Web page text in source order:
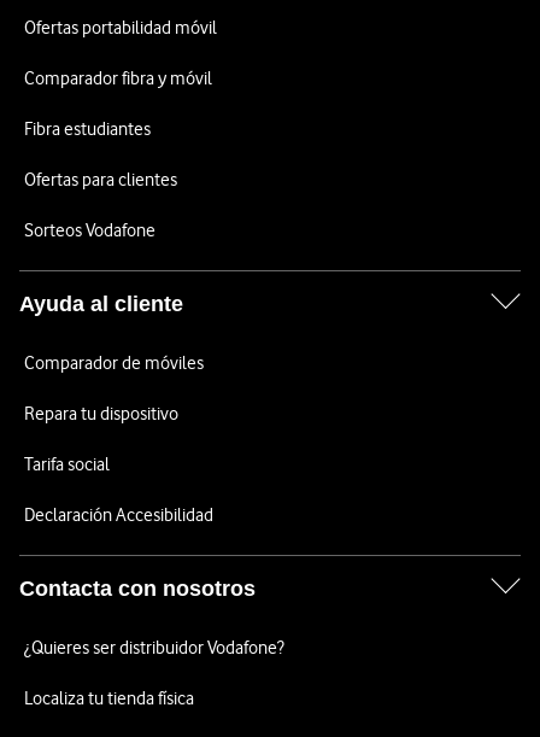
Ofertas portabilidad móvil
Comparador fibra y móvil
Fibra estudiantes
Ofertas para clientes
Sorteos Vodafone
Ayuda al cliente
Comparador de móviles
Repara tu dispositivo
Tarifa social
Declaración Accesibilidad
Contacta con nosotros
¿Quieres ser distribuidor Vodafone?
Localiza tu tienda física